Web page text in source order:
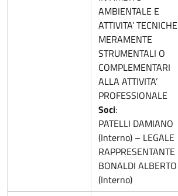
AMBIENTALE E
ATTIVITA’ TECNICHE
MERAMENTE
STRUMENTALI O
COMPLEMENTARI
ALLA ATTIVITA’
PROFESSIONALE
Soci:
PATELLI DAMIANO
(Interno) – LEGALE
RAPPRESENTANTE
BONALDI ALBERTO
(Interno)